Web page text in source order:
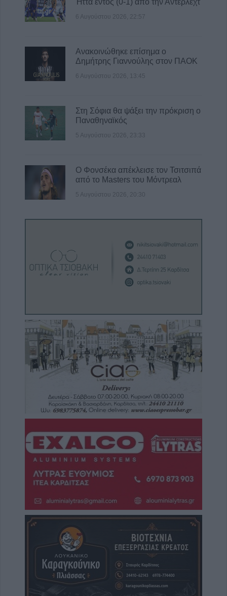
6 Αυγούστου 2026, 22:57
Ανακοινώθηκε επίσημα ο
Δημήτρης Γιαννούλης στον ΠΑΟΚ
6 Αυγούστου 2026, 13:45
Στη Σόφια θα ψάξει την πρόκριση ο
Παναθηναϊκός
5 Αυγούστου 2026, 23:33
Ο Φονσέκα απέκλεισε τον Τσιτσιπά
από το Masters του Μόντρεαλ
5 Αυγούστου 2026, 20:30